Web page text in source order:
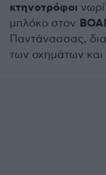
κτηνοτρόφοι
μπλόκο στον
Παντάνασσας,
των οχημάτων